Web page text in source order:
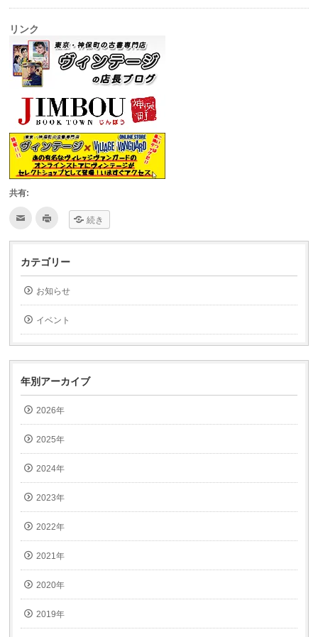
リンク
共有:
ク
て
友
達
へ
メ
で
送
信
(新
い
ィ
ン
ド
ウ
で
ま
す)
ク
て
印
刷
し
ィ
ン
ド
ウ
開
ま
す)
続き
カテゴリー
お知らせ
イベント
年別アーカイブ
2026年
2025年
2024年
2023年
2022年
2021年
2020年
2019年